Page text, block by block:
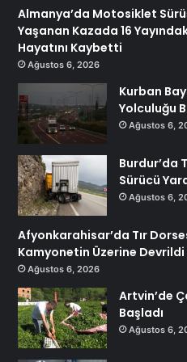
Almanya’da Motosiklet
Yaşanan Kazada 16
Hayatını Kaybetti
Ağustos 6, 2026
Kurban
Yolculuğu
Ağustos 6,
Burdur’da
Sürücü
Ağustos 6,
Afyonkarahisar’da Tır
Kamyonetin Üzerine Devrildi
Ağustos 6, 2026
Artvin’de
Başladı
Ağustos 6,